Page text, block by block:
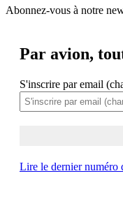
Abonnez-vous à notre
Par avion,
S'inscrire par email
Lire le dernier numéro